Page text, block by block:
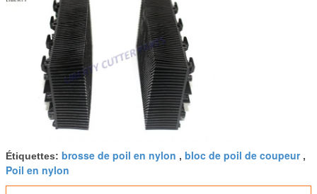
Étiquettes: brosse de poil en nylon , bloc de poil de coupeur,
Poil en nylon